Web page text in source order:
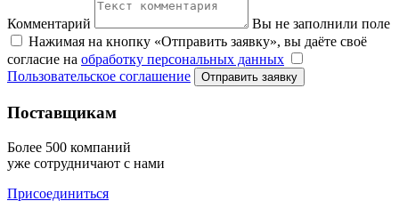
Комментарий
Вы не заполнили поле
Нажимая на кнопку «Отправить заявку», вы даёте своё
согласие на обработку персональных данных
Пользовательское соглашение
Отправить заявку
Поставщикам
Более 500 компаний
уже сотрудничают с нами
Присоединиться